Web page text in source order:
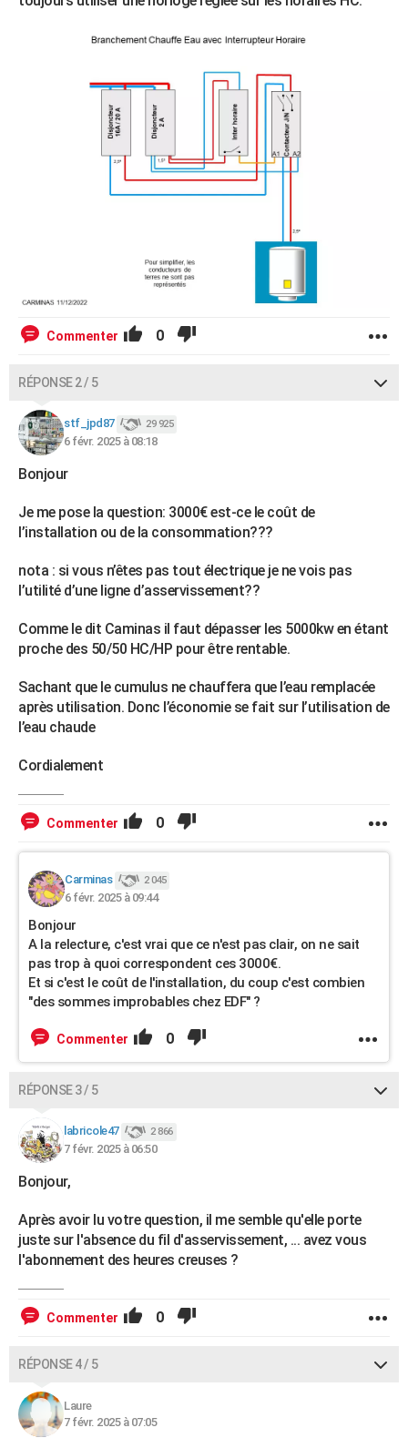
Commenter 0
RÉPONSE 2 / 5
stf_jpd87 29 925
6 févr. 2025 à 08:18
Bonjour
Je me pose la question: 3000€ est-ce le coût de
l’installation ou de la consommation???
nota : si vous n’êtes pas tout électrique je ne vois pas
l’utilité d’une ligne d’asservissement??
Comme le dit Caminas il faut dépasser les 5000kw en étant
proche des 50/50 HC/HP pour être rentable.
Sachant que le cumulus ne chauffera que l’eau remplacée
après utilisation. Donc l’économie se fait sur l’utilisation de
l’eau chaude
Cordialement
Commenter 0
Carminas 2 045
6 févr. 2025 à 09:44
Bonjour
A la relecture, c'est vrai que ce n'est pas clair, on ne sait
pas trop à quoi correspondent ces 3000€.
Et si c'est le coût de l'installation, du coup c'est combien
"des sommes improbables chez EDF" ?
Commenter 0
RÉPONSE 3 / 5
labricole47 2 866
7 févr. 2025 à 06:50
Bonjour,
Après avoir lu votre question, il me semble qu'elle porte
juste sur l'absence du fil d'asservissement, ... avez vous
l'abonnement des heures creuses ?
Commenter 0
RÉPONSE 4 / 5
Laure
7 févr. 2025 à 07:05